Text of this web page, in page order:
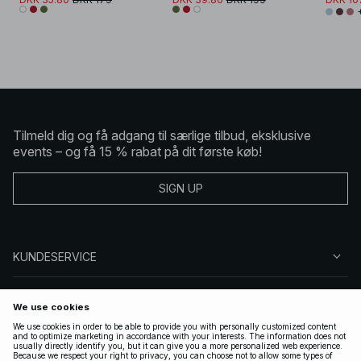
Tilmeld dig og få adgang til særlige tilbud, eksklusive
events – og få 15 % rabat på dit første køb!
SIGN UP
KUNDESERVICE
FØLG OS